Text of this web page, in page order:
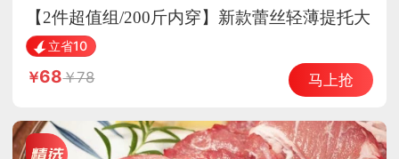
【2件超值组/200斤内穿】新款蕾丝轻薄提托大
胸显小透气内衣·肤色+墨兰
立省10
68 78 马上抢